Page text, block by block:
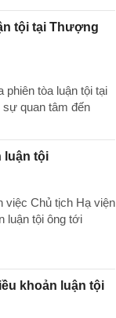
tội tại Thượng
phiên tòa luận tội tại
quan tâm đến
luận tội
việc Chủ tịch Hạ viện
luận tội ông tới
khoản luận tội